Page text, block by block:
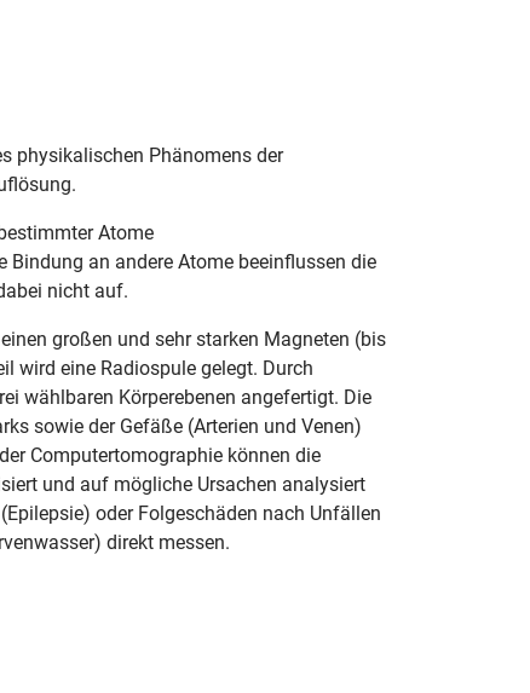
physikalischen Phänomens der
Atome
Bindung an andere Atome beeinflussen die
nicht auf.
großen und sehr starken Magneten (bis
wird eine Radiospule gelegt. Durch
wählbaren Körperebenen angefertigt. Die
sowie der Gefäße (Arterien und Venen)
Computertomographie können die
und auf mögliche Ursachen analysiert
oder Folgeschäden nach Unfällen
direkt messen.